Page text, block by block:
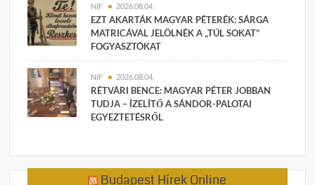
NIF 2026.08.04.
EZT AKARTÁK MAGYAR PÉTERÉK: SÁRGA
MATRICÁVAL JELÖLNÉK A „TÚL SOKAT”
FOGYASZTÓKAT
NIF 2026.08.04.
RÉTVÁRI BENCE: MAGYAR PÉTER JOBBAN
TUDJA – ÍZELÍTŐ A SÁNDOR-PALOTAI
EGYEZTETÉSRŐL
Budapest Hírek Online